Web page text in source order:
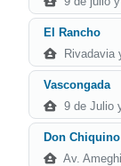
El Rancho
Rivadavia
Vascongada
9 de Julio
Don Chiquino
Av.